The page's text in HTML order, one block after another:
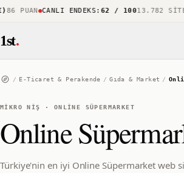
PUAN CANLI ENDEKS:62 / 10013.782 SITE
1st.
/ E-Ticaret & Perakende / Gıda & Market /
MIKRO NIŞ · ONLINE SÜPERMARKET
Online
Türkiye'nin en iyi Online Süpermarket web